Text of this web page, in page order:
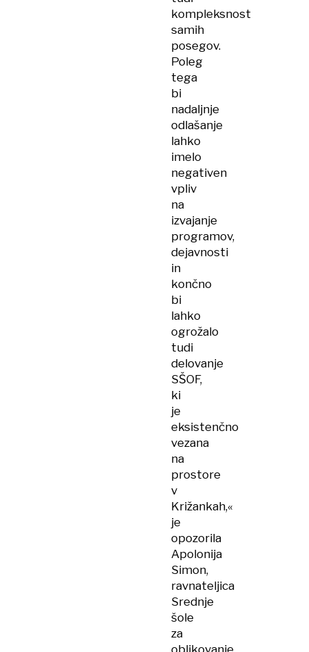
kompleksnost
samih
posegov.
Poleg
tega
bi
nadaljnje
odlašanje
lahko
imelo
negativen
vpliv
na
izvajanje
programov,
dejavnosti
in
končno
bi
lahko
ogrožalo
tudi
delovanje
SŠOF,
ki
je
eksistenčno
vezana
na
prostore
v
Križankah,«
je
opozorila
Apolonija
Simon,
ravnateljica
Srednje
šole
za